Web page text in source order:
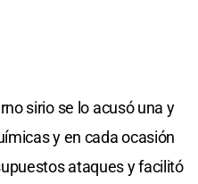
sirio se lo acusó una y
y en cada ocasión
ataques y facilitó